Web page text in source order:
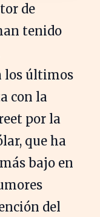
de
tenido
los últimos
con la
por la
que ha
bajo en
del